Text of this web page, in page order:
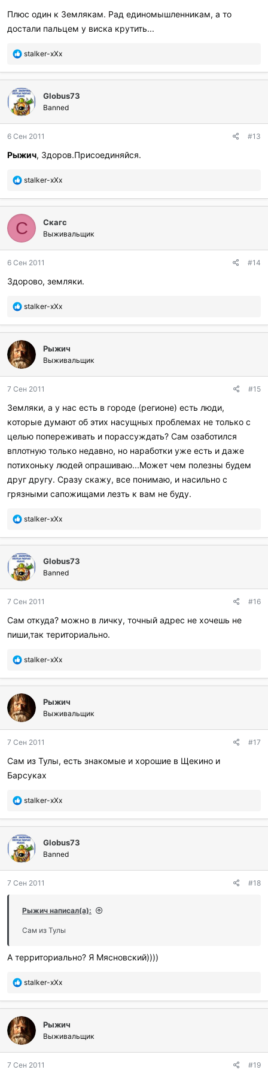
и
л
:
Плюс один к Землякам. Рад единомышленникам, а то
достали пальцем у виска крутить...
П
б
а
г
о
а
и
и
stalker-xXx
Globus73
Banned
6 Сен 2011 #13
Рыжич, Здоров.Присоединяйся.
П
б
л
а
г
о
а
и
и
stalker-xXx
С Скагс
Выживальщик
6 Сен 2011 #14
Здорово, земляки.
П
б
л
а
г
о
а
и
л
и
stalker-xXx
Рыжич
Выживальщик
7 Сен 2011 #15
Земляки, а у нас есть в городе (регионе) есть люди,
которые думают об этих насущных проблемах не только с
целью попереживать и порассуждать? Сам озаботился
вплотную только недавно, но наработки уже есть и даже
потихоньку людей опрашиваю...Может чем полезны будем
друг другу. Сразу скажу, все понимаю, и насильно с
грязными сапожищами лезть к вам не буду.
П
б
а
г
о
а
и
л
:
stalker-xXx
Globus73
Banned
7 Сен 2011 #16
Сам откуда? можно в личку, точный адрес не хочешь не
пиши,так териториально.
П
б
л
а
г
о
а
и
л
:
stalker-xXx
Рыжич
Выживальщик
7 Сен 2011 #17
Сам из Тулы, есть знакомые и хорошие в Щекино и
Барсуках
П
б
а
г
о
а
и
и
stalker-xXx
Globus73
Banned
7 Сен 2011 #18
Рыжич написал(а):
Сам из Тулы
А территориально? Я Мясновский))))
П
б
л
а
г
о
а
stalker-xXx
Рыжич
Выживальщик
7 Сен 2011 #19